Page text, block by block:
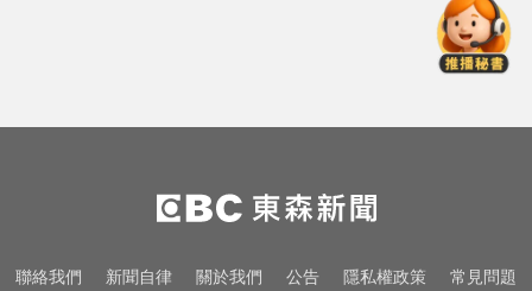
動漫名言激勵自己
尼斯湖水怪又現身！遊湖拍到「神
秘生物頭部」官方證實了
喉嚨痛別輕忽！醫揭口咽癌4警訊
聯絡我們 新聞自律 關於我們 公告 隱私權政策 常見問題